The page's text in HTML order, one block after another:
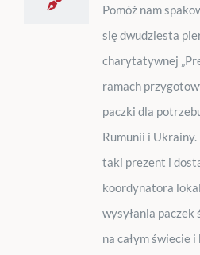
Pomóż nam
się dwudziesta
charytatywnej
ramach
paczki dla
Rumunii i
taki prezent i
koordynatora
wysyłania paczek
na całym świecie